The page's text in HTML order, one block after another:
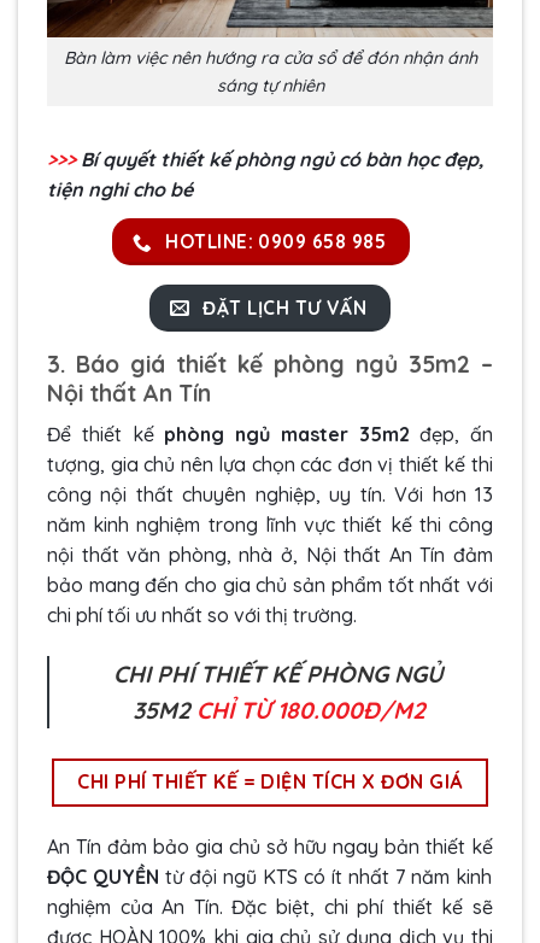
Bàn làm việc nên hướng ra cửa sổ để đón nhận ánh
sáng tự nhiên
>>>Bí quyết thiết kế phòng ngủ có bàn họcđẹp,
tiện nghi cho bé
HOTLINE: 0909 658 985
ĐẶT LỊCH TƯ VẤN
3. Báo giá thiết kế phòng ngủ 35m2 –
Nội thất An Tín
Để thiết kế phòng ngủ master 35m2 đẹp, ấn
tượng, gia chủ nên lựa chọn các đơn vị thiết kế thi
công nội thất chuyên nghiệp, uy tín. Với hơn 13
năm kinh nghiệm trong lĩnh vực thiết kế thi công
nội thất văn phòng, nhà ở, Nội thất An Tín đảm
bảo mang đến cho gia chủ sản phẩm tốt nhất với
chi phí tối ưu nhất so với thị trường.
CHI PHÍ THIẾT KẾ PHÒNG NGỦ
35M2 CHỈ TỪ 180.000Đ/M2
CHI PHÍ THIẾT KẾ = DIỆN TÍCH X ĐƠN GIÁ
An Tín đảm bảo gia chủ sở hữu ngay bản thiết kế
ĐỘC QUYỀN từ đội ngũ KTS có ít nhất 7 năm kinh
nghiệm của An Tín. Đặc biệt, chi phí thiết kế sẽ
được HOÀN 100% khi gia chủ sử dụng dịch vụ thi